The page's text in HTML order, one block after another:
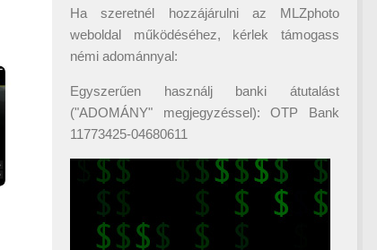
Ha szeretnél hozzájárulni az MLZphoto
weboldal működéséhez, kérlek támogass
némi adománnyal:
Egyszerűen használj banki átutalást
("ADOMÁNY" megjegyzéssel): OTP Bank
11773425-04680611